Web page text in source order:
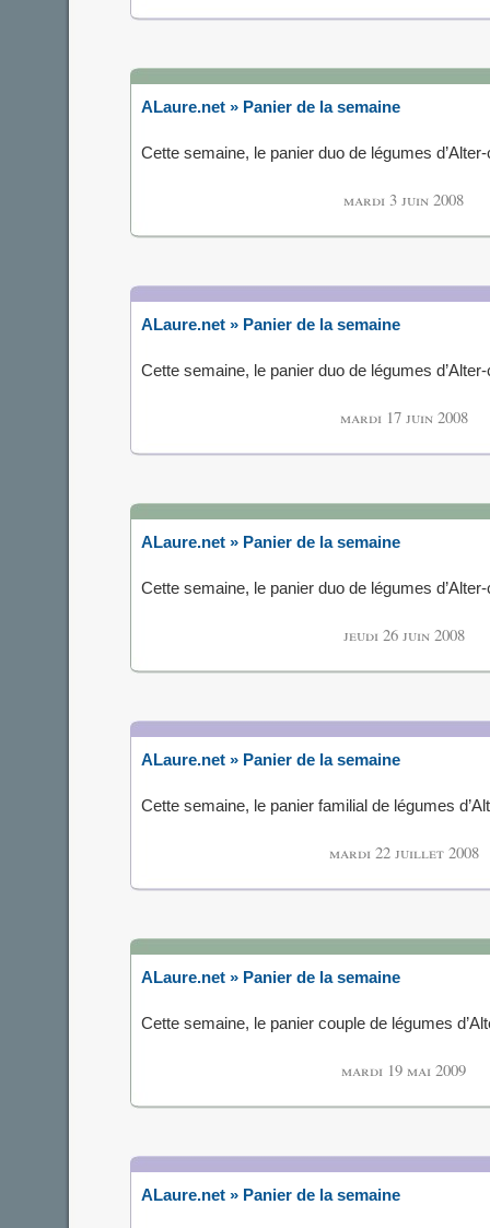
ALaure.net » Panier de la semaine
Cette semaine, le panier duo de légumes
mardi 3 juin 2008
ALaure.net » Panier de la semaine
Cette semaine, le panier duo de légumes
mardi 17 juin 2008
ALaure.net » Panier de la semaine
Cette semaine, le panier duo de légumes
jeudi 26 juin 2008
ALaure.net » Panier de la semaine
Cette semaine, le panier familial de légumes
mardi 22 juillet 2008
ALaure.net » Panier de la semaine
Cette semaine, le panier couple de légumes
mardi 19 mai 2009
ALaure.net » Panier de la semaine